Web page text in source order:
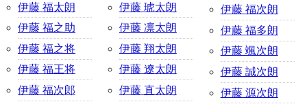
伊藤 福太朗
伊藤 福之助
伊藤 福之将
伊藤 福王将
伊藤 福次郎
伊藤 琥太朗
伊藤 凛太朗
伊藤 翔太朗
伊藤 遼太朗
伊藤 直太朗
伊藤 福次朗
伊藤 福多朗
伊藤 颯次朗
伊藤 誠次朗
伊藤 源次朗